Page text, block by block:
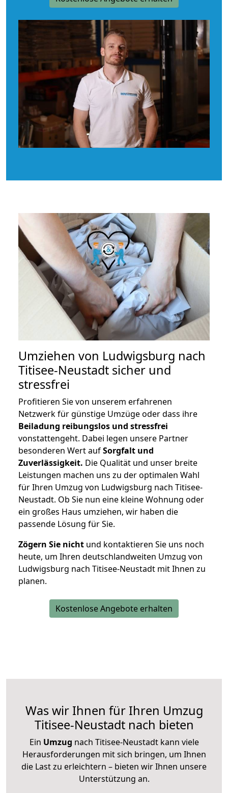
Umziehen von Ludwigsburg nach
Titisee-Neustadt sicher und
stressfrei
Profitieren Sie von unserem erfahrenen
Netzwerk für günstige Umzüge oder dass ihre
Beiladung reibungslos und stressfrei
vonstattengeht. Dabei legen unsere Partner
besonderen Wert aufSorgfalt und
Zuverlässigkeit. Die Qualität und unser breite
Leistungen machen uns zu der optimalen Wahl
für Ihren Umzug von Ludwigsburg nach Titisee-
Neustadt. Ob Sie nun eine kleine Wohnung oder
ein großes Haus umziehen, wir haben die
passende Lösung für Sie.
Zögern Sie nicht und kontaktieren Sie uns noch
heute, um Ihren deutschlandweiten Umzug von
Ludwigsburg nach Titisee-Neustadt mit Ihnen zu
planen.
Kostenlose Angebote erhalten
Was wir Ihnen für Ihren Umzug
Titisee-Neustadt nach bieten
Ein Umzug nach Titisee-Neustadt kann viele
Herausforderungen mit sich bringen, um Ihnen
die Last zu erleichtern – bieten wir Ihnen unsere
Unterstützung an.